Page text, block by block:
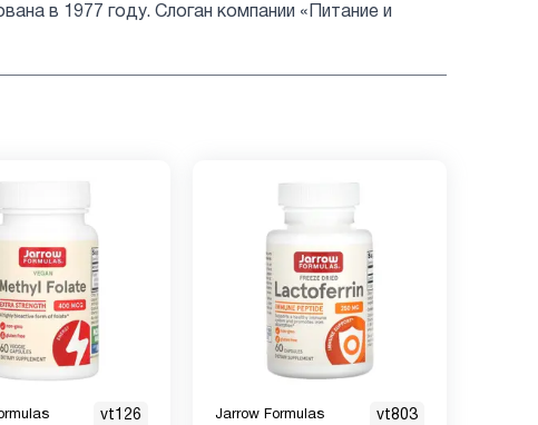
в 1977 году. Слоган компании «Питание и
vt126 Jarrow Formulas vt803